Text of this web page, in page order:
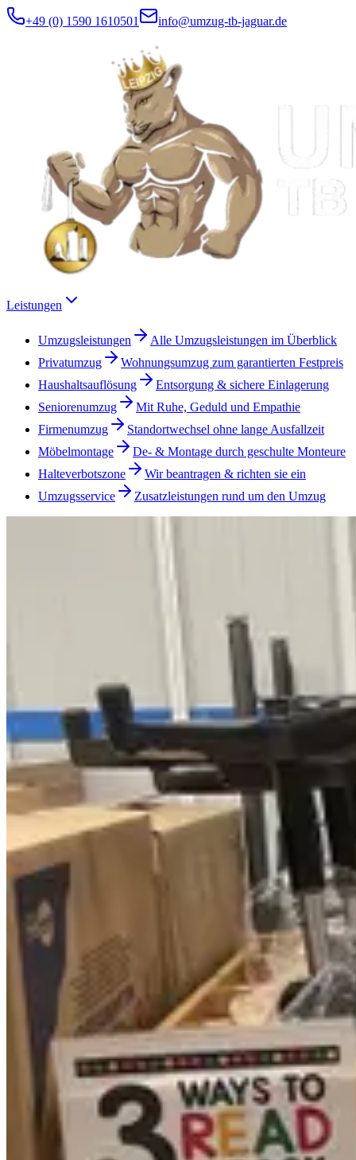
+49 (0) 1590 1610501 info@umzug-tb-jaguar.de
Leistungen
Umzugsleistungen
Alle Umzugsleistungen im Überblick
Privatumzug
Wohnungsumzug zum garantierten Festpreis
Haushaltsauflösung
Entsorgung & sichere Einlagerung
Seniorenumzug
Mit Ruhe, Geduld und Empathie
Firmenumzug
Standortwechsel ohne lange Ausfallzeit
Möbelmontage
De- & Montage durch geschulte Monteure
Halteverbotszone
Wir beantragen & richten sie ein
Umzugsservice
Zusatzleistungen rund um den Umzug